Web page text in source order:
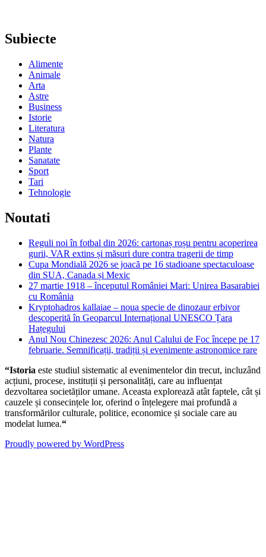
Subiecte
Alimente
Animale
Arta
Astre
Business
Istorie
Literatura
Natura
Plante
Sanatate
Sport
Tari
Tehnologie
Noutati
Reguli noi în fotbal din 2026: cartonaș roșu pentru acoperirea
gurii, VAR extins și măsuri dure contra tragerii de timp
Cupa Mondială 2026 se joacă pe 16 stadioane spectaculoase
din SUA, Canada și Mexic
27 martie 1918 – începutul României Mari: Unirea Basarabiei
cu România
Kryptohadros kallaiae – noua specie de dinozaur erbivor
descoperită în Geoparcul Internațional UNESCO Țara
Hațegului
Anul Nou Chinezesc 2026: Anul Calului de Foc începe pe 17
februarie. Semnificații, tradiții și evenimente astronomice rare
“Istoria este studiul sistematic al evenimentelor din trecut, incluzând
acțiuni, procese, instituții și personalități, care au influențat
dezvoltarea societăților umane. Aceasta explorează atât faptele, cât și
cauzele și consecințele lor, oferind o înțelegere mai profundă a
transformărilor culturale, politice, economice și sociale care au
modelat lumea.“
Proudly powered by WordPress